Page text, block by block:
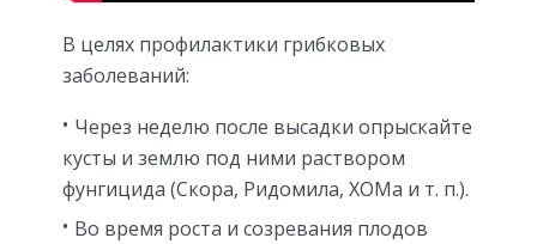
В целях профилактики грибковых
заболеваний:
Через неделю после высадки опрыскайте
кусты и землю под ними раствором
фунгицида (Скора, Ридомила, ХОМа и т. п.).
Во время роста и созревания плодов